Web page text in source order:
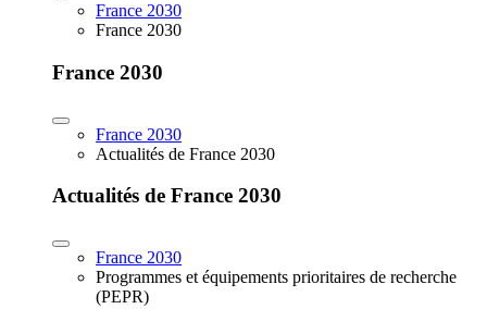
France 2030
France 2030
France 2030
France 2030
Actualités de France 2030
Actualités de France 2030
France 2030
Programmes et équipements prioritaires de recherche
(PEPR)